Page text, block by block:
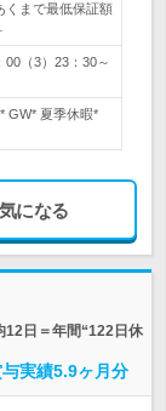
くまで最低保証額
（3）23：30～
GW* 夏季休暇*
気になる
12日＝年間“122日休
実績5.9ヶ月分